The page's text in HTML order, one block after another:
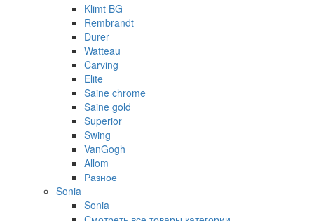
Klimt BG
Rembrandt
Durer
Watteau
Carving
Elite
Saine chrome
Saine gold
Superior
Swing
VanGogh
Allom
Разное
Sonia
Sonia